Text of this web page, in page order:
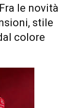
le novità
stile
colore